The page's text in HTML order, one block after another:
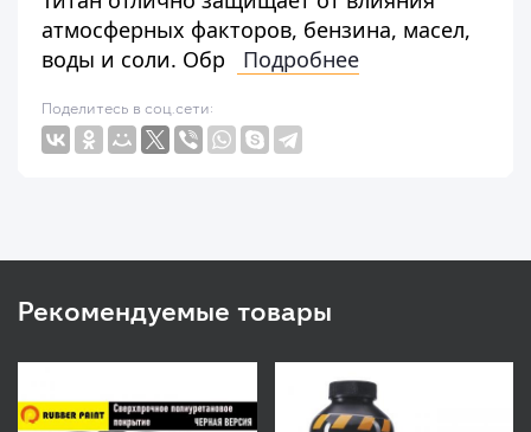
атмосферных факторов, бензина, масел,
воды и соли. Обр
Подробнее
Поделитесь в соц.сети:
Рекомендуемые товары